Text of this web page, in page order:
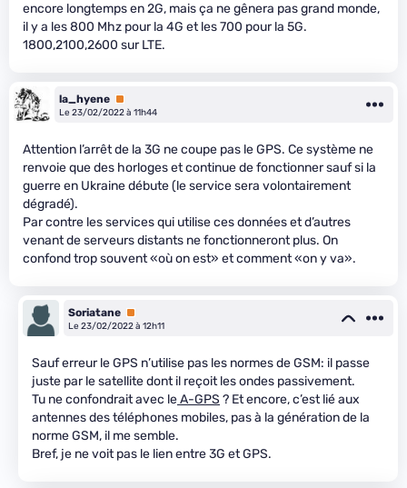
encore longtemps en 2G, mais ça ne gênera pas grand monde,
il y a les 800 Mhz pour la 4G et les 700 pour la 5G.
1800,2100,2600 sur LTE.
la_hyene Premium
Le 23/02/2022 à 11h44
Attention l’arrêt de la 3G ne coupe pas le GPS. Ce système ne
renvoie que des horloges et continue de fonctionner sauf si la
guerre en Ukraine débute (le service sera volontairement
dégradé).
Par contre les services qui utilise ces données et d’autres
venant de serveurs distants ne fonctionneront plus. On
confond trop souvent «où on est» et comment «on y va».
Soriatane Premium
Le 23/02/2022 à 12h11
Sauf erreur le GPS n’utilise pas les normes de GSM: il passe
juste par le satellite dont il reçoit les ondes passivement.
Tu ne confondrait avec leA-GPS ? Et encore, c’est lié aux
antennes des téléphones mobiles, pas à la génération de la
norme GSM, il me semble.
Bref, je ne voit pas le lien entre 3G et GPS.